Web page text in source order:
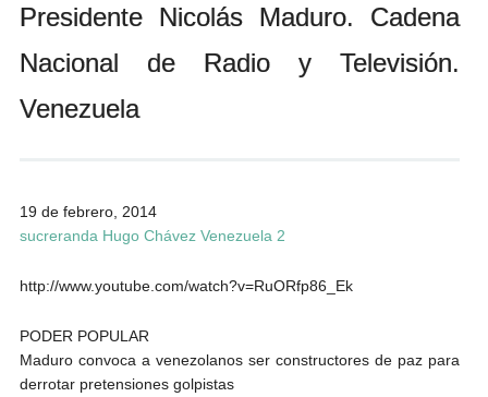
Andrés Vázquez de Sola
Presidente Nicolás Maduro. Cadena
Nacional de Radio y Televisión.
Venezuela
19 de febrero, 2014
sucreranda Hugo Chávez Venezuela 2
http://www.youtube.com/watch?v=RuORfp86_Ek
PODER POPULAR
Maduro convoca a venezolanos ser constructores de paz para
derrotar pretensiones golpistas